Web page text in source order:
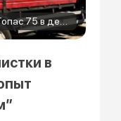
Установка станции очистки Топас 75 в деревне Порошкино
в